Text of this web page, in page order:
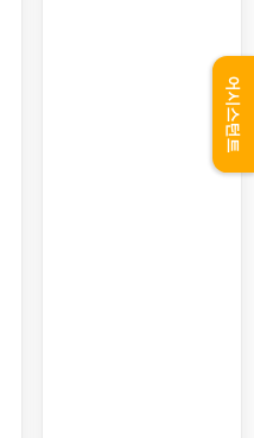
어시스턴트